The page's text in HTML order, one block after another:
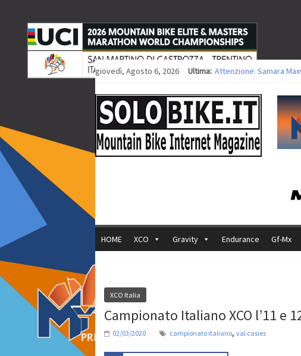
giovedì, Agosto 6, 2026 Ultima: Attenzione: Samara
Europei XCO: vittorie
35ª Marathon Bike
Europei MTB: il Team
HOME XCO Gravity Endurance Gf-Mx
XCO Italia
Campionato Italiano XCO l’11 e
02/03/2020 campionato italiano, val casies